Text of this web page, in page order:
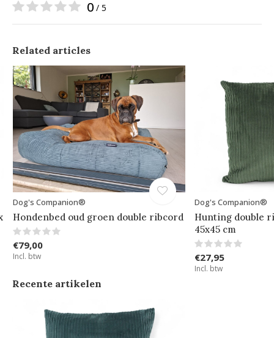
0 / 5
Related articles
Dog's Companion®
Hondenbed oud groen double ribcord
€79,00
Incl. btw
Dog's Companion®
Hunting double
45x45 cm
€27,95
Incl. btw
Recente artikelen